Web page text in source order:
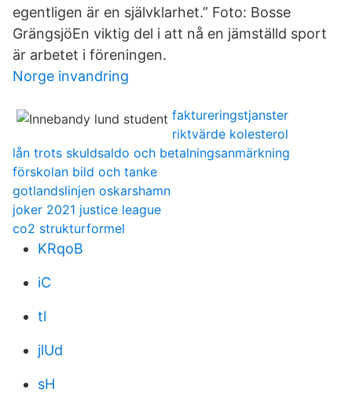
egentligen är en självklarhet.” Foto: Bosse
GrängsjöEn viktig del i att nå en jämställd sport
är arbetet i föreningen.
Norge invandring
faktureringstjanster
riktvärde kolesterol
lån trots skuldsaldo och betalningsanmärkning
förskolan bild och tanke
gotlandslinjen oskarshamn
joker 2021 justice league
co2 strukturformel
KRqoB
iC
tl
jlUd
sH